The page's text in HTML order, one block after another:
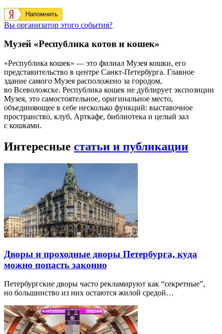
Напомнить
Вы организатор этого события?
Музей «Республика котов и кошек»
«Республика кошек» — это филиал Музея кошки, его
представительство в центре Санкт-Петербурга. Главное
здание самого Музея расположено за городом,
во Всеволожске. Республика кошек не дублирует экспозиции
Музея, это самостоятельное, оригинальное место,
объединяющее в себе несколько функций: выставочное
пространство, клуб, Арткафе, библиотека и целый зал
с кошками.
Интересные статьи и публикации
Дворы и проходные дворы Петербурга, куда
можно попасть законно
Петербургские дворы часто рекламируют как “секретные”,
но большинство из них остаются жилой средой…